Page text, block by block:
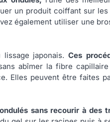
un produit coiffant sur
également utiliser une
japonais. Ces
abîmer la fibre
Elles peuvent être faites
sans recourir à des